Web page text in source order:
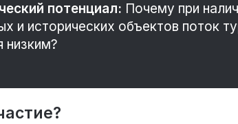
потенциал: Почему при
и исторических объектов поток
низким?